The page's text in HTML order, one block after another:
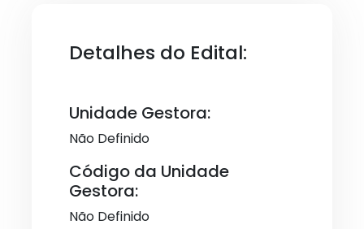
Detalhes do Edital:
Unidade Gestora:
Não Definido
Código da Unidade
Gestora:
Não Definido